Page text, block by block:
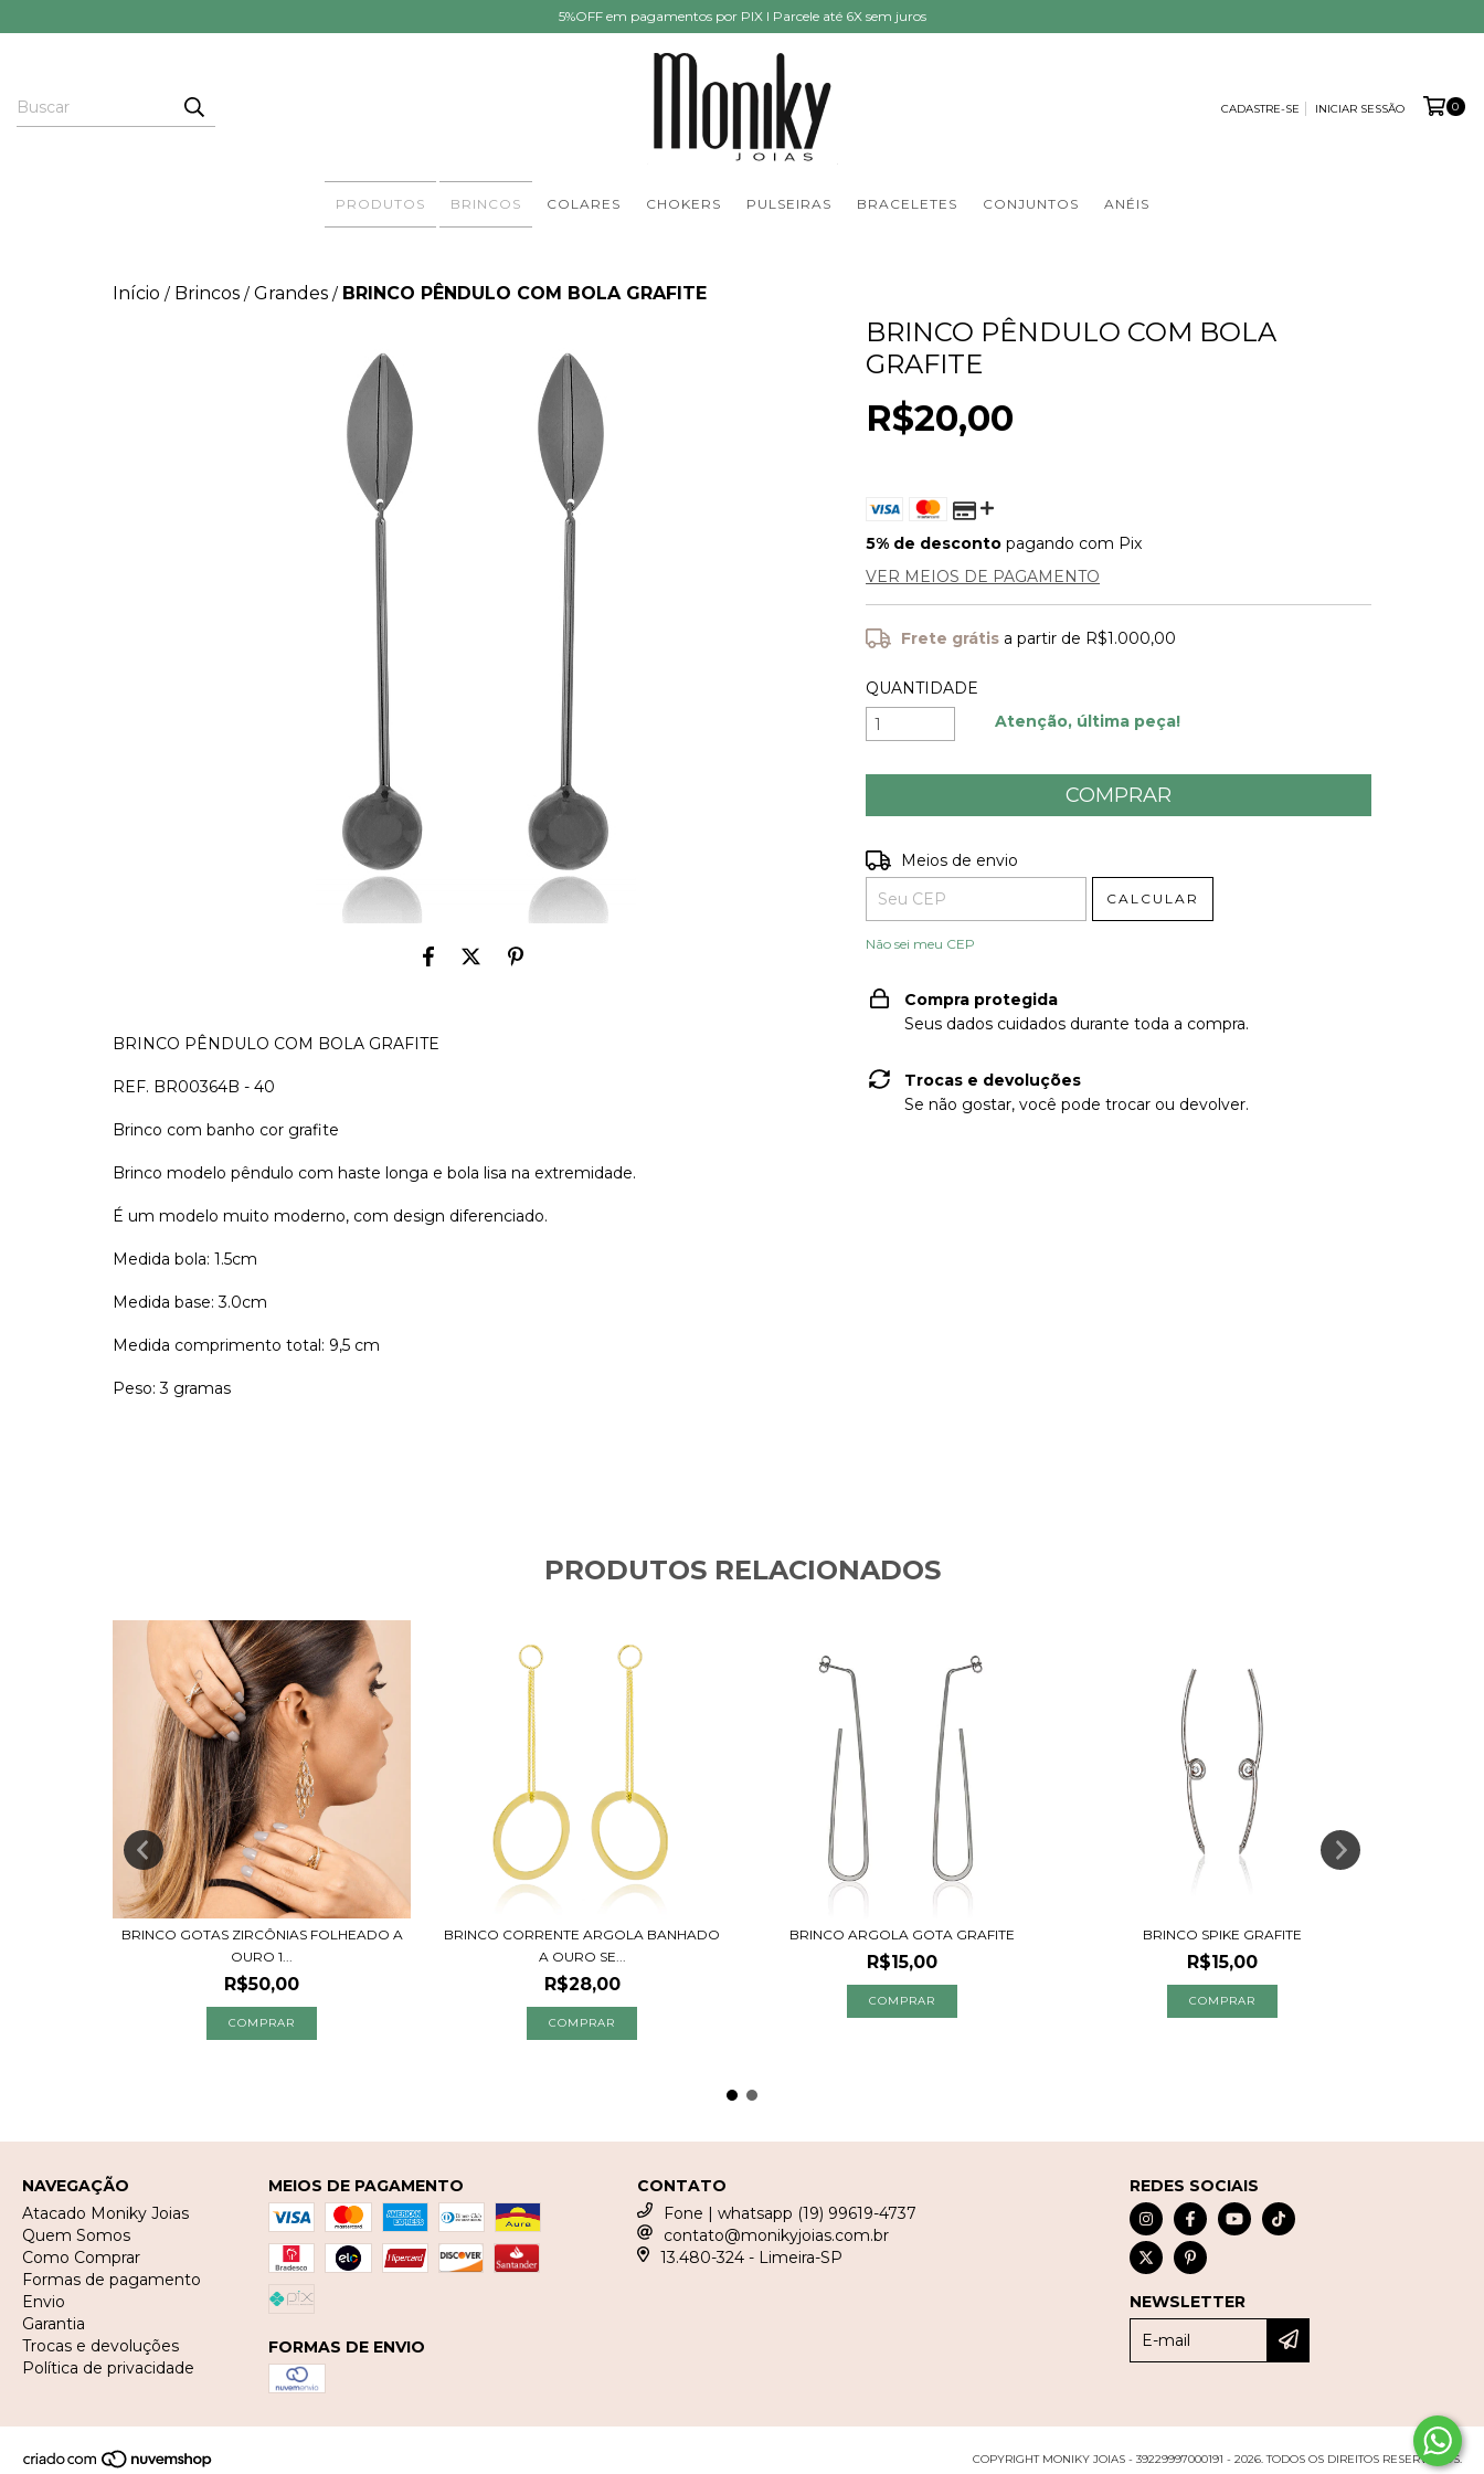
5%OFF em pagamentos por PIX I Parcele até 6X sem juros
CADASTRE-SE INICIAR SESSÃO 0
PRODUTOS BRINCOS COLARES CHOKERS PULSEIRAS BRACELETES CONJUNTOS ANÉIS
Início / Brincos / Grandes / BRINCO PÊNDULO COM BOLA GRAFITE
BRINCO PÊNDULO COM BOLA GRAFITE
REF. BR00364B - 40
Brinco com banho cor grafite
Brinco modelo pêndulo com haste longa e bola lisa na extremidade.
É um modelo muito moderno, com design diferenciado.
Medida bola: 1.5cm
Medida base: 3.0cm
Medida comprimento total: 9,5 cm
Peso: 3 gramas
BRINCO PÊNDULO COM BOLA
GRAFITE
R$20,00
5% de desconto pagando com Pix
VER MEIOS DE PAGAMENTO
Frete grátis a partir de R$1.000,00
QUANTIDADE
Atenção, última peça!
Entregas para o CEP:
Meios de envio
CALCULAR
Não sei meu CEP
Compra protegida
Seus dados cuidados durante toda a compra.
Trocas e devoluções
Se não gostar, você pode trocar ou devolver.
PRODUTOS RELACIONADOS
BRINCO GOTAS ZIRCÔNIAS FOLHEADO A
OURO 1...
R$50,00
BRINCO CORRENTE ARGOLA BANHADO
A OURO SE...
R$28,00
BRINCO ARGOLA GOTA GRAFITE
R$15,00
BRINCO SPIKE GRAFITE
R$15,00
NAVEGAÇÃO
Atacado Moniky Joias
Quem Somos
Como Comprar
Formas de pagamento
Envio
Garantia
Trocas e devoluções
Política de privacidade
MEIOS DE PAGAMENTO
FORMAS DE ENVIO
CONTATO
Fone | whatsapp (19) 99619-4737
contato@monikyjoias.com.br
13.480-324 - Limeira-SP
REDES SOCIAIS
NEWSLETTER
COPYRIGHT MONIKY JOIAS - 39229997000191 - 2026. TODOS OS DIREITOS RESERVADOS.